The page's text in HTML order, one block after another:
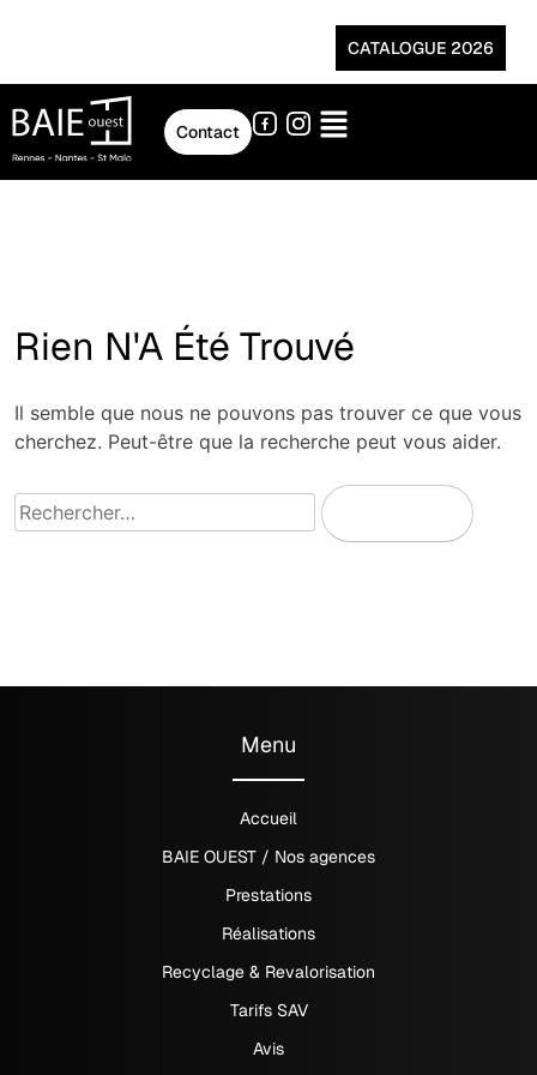
CATALOGUE 2026
Contact
Rien N'A Été Trouvé
Il semble que nous ne pouvons pas trouver ce que vous
cherchez. Peut-être que la recherche peut vous aider.
Menu
Accueil
BAIE OUEST / Nos agences
Prestations
Réalisations
Recyclage & Revalorisation
Tarifs SAV
Avis